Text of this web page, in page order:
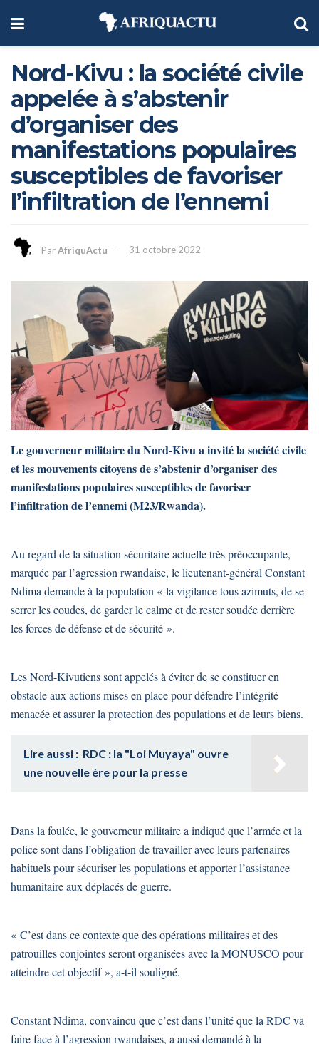
Nord-Kivu : la société civile
appelée à s’abstenir
d’organiser des
manifestations populaires
susceptibles de favoriser
l’infiltration de l’ennemi
ParAfriquActu 31 octobre 2022
Le gouverneur militaire du Nord-Kivu a invité la société civile
et les mouvements citoyens de s’abstenir d’organiser des
manifestations populaires susceptibles de favoriser
l’infiltration de l’ennemi (M23/Rwanda).
Au regard de la situation sécuritaire actuelle très préoccupante,
marquée par l’agression rwandaise, le lieutenant-général Constant
Ndima demande à la population « la vigilance tous azimuts, de se
serrer les coudes, de garder le calme et de rester soudée derrière
les forces de défense et de sécurité ».
Les Nord-Kivutiens sont appelés à éviter de se constituer en
obstacle aux actions mises en place pour défendre l’intégrité
menacée et assurer la protection des populations et de leurs biens.
Lire aussi : RDC : la "Loi Muyaya" ouvre
une nouvelle ère pour la presse
Dans la foulée, le gouverneur militaire a indiqué que l’armée et la
police sont dans l’obligation de travailler avec leurs partenaires
habituels pour sécuriser les populations et apporter l’assistance
humanitaire aux déplacés de guerre.
« C’est dans ce contexte que des opérations militaires et des
patrouilles conjointes seront organisées avec la MONUSCO pour
atteindre cet objectif », a-t-il souligné.
Constant Ndima, convaincu que c’est dans l’unité que la RDC va
faire face à l’agression rwandaises, a aussi demandé à la